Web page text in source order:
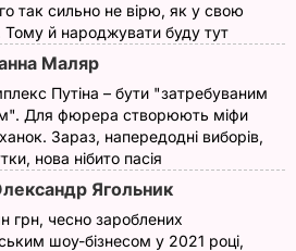
так сильно не вірю, як у свою
Тому й народжувати буду тут
Маляр
Путіна – бути "затребуваним
Для фюрера створюють міфи
Зараз, напередодні виборів,
нова нібито пасія
Ягольник
грн, чесно зароблених
шоу-бізнесом у 2021 році,